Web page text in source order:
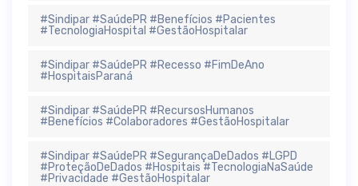
#Sindipar #SaúdePR #Benefícios #Pacientes
#TecnologiaHospital #GestãoHospitalar
#Sindipar #SaúdePR #Recesso #FimDeAno
#HospitaisParaná
#Sindipar #SaúdePR #RecursosHumanos
#Benefícios #Colaboradores #GestãoHospitalar
#Sindipar #SaúdePR #SegurançaDeDados #LGPD
#ProteçãoDeDados #Hospitais #TecnologiaNaSaúde
#Privacidade #GestãoHospitalar